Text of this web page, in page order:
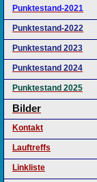
Punktestand-2021
Punktestand-2022
Punktestand 2023
Punktestand 2024
Punktestand 2025
Bilder
Kontakt
Lauftreffs
Linkliste